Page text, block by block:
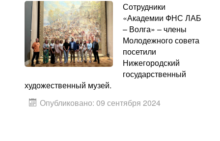
Сотрудники
«Академии ФНС ЛАБ
– Волга» – члены
Молодежного совета
посетили
Нижегородский
государственный
художественный музей.
Опубликовано: 09 сентября 2024